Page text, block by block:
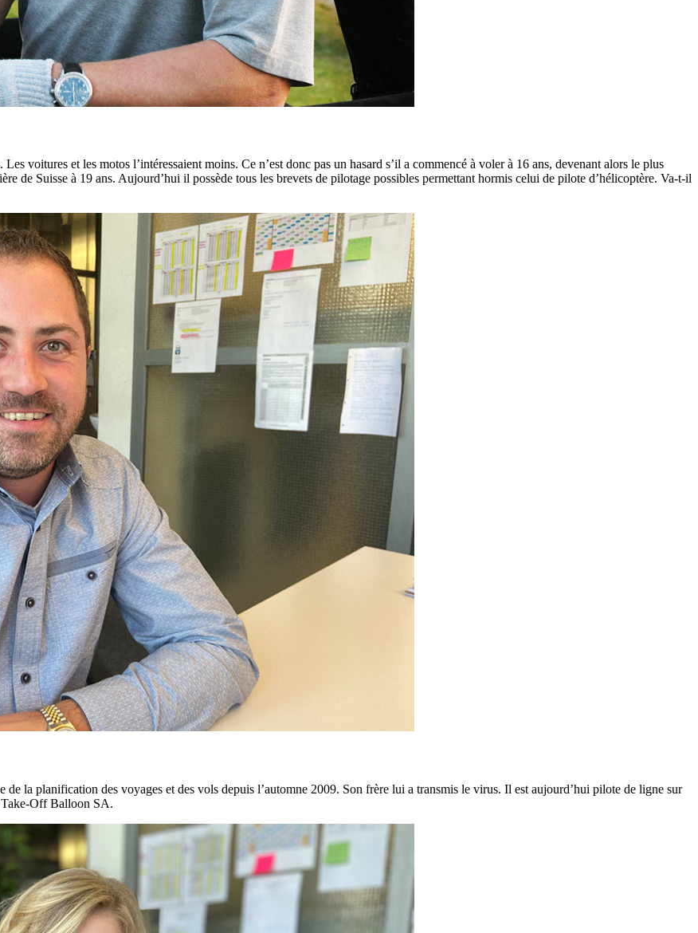
voitures et les motos l’intéressaient moins. Ce n’est donc pas un hasard s’il a commencé à voler à 16 ans, devenant alors le plus
de Suisse à 19 ans. Aujourd’hui il possède tous les brevets de pilotage possibles permettant hormis celui de pilote d’hélicoptère. Va-t-il
la planification des voyages et des vols depuis l’automne 2009. Son frère lui a transmis le virus. Il est aujourd’hui pilote de ligne sur
Take-Off Balloon SA.